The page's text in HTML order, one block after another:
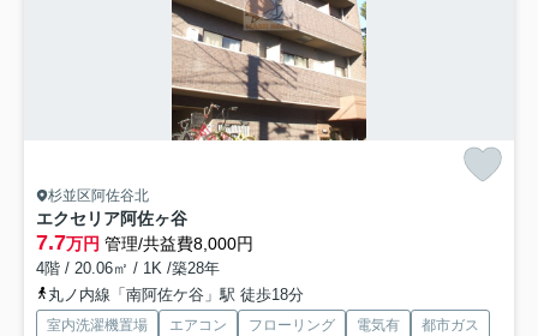
杉並区阿佐谷北
エクセリア阿佐ヶ谷
7.7万円 管理/共益費8,000円
4階 / 20.06㎡ / 1K /築28年
丸ノ内線「南阿佐ケ谷」駅 徒歩18分
室内洗濯機置場 エアコン フローリング 電気有
都市ガス